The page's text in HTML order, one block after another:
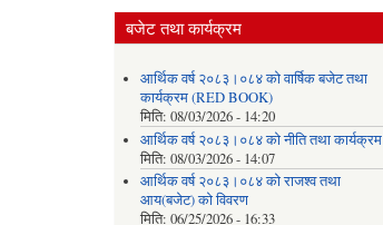
बजेट तथा कार्यक्रम
आर्थिक वर्ष २०८३।०८४ को वार्षिक बजेट तथा
कार्यक्रम (RED BOOK)
मिति: 08/03/2026 - 14:20
आर्थिक वर्ष २०८३।०८४ को नीति तथा कार्यक्रम
मिति: 08/03/2026 - 14:07
आर्थिक वर्ष २०८३।०८४ को राजश्व तथा
आय(बजेट) को विवरण
मिति: 06/25/2026 - 16:33